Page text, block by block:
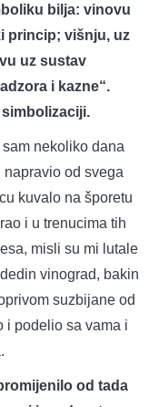
bilja: vinovu
princip; višnju, uz
uz sustav
i kazne“.
nekoliko dana
od svega
kuvalo na šporetu
i u trenucima tih
misli su mi lutale
vinograd, bakin
suzbijane od
i podelio sa vama i
od tada